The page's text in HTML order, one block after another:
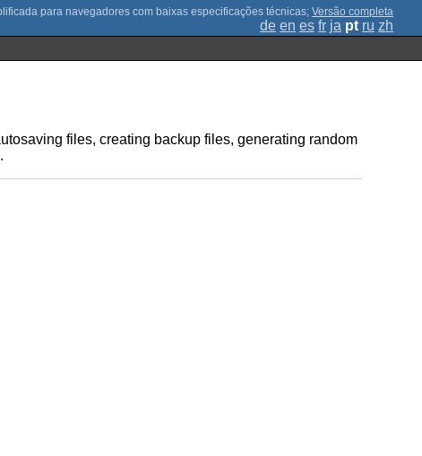
; Versão completa
de en es fr ja pt ru zh
files, creating backup files, generating random